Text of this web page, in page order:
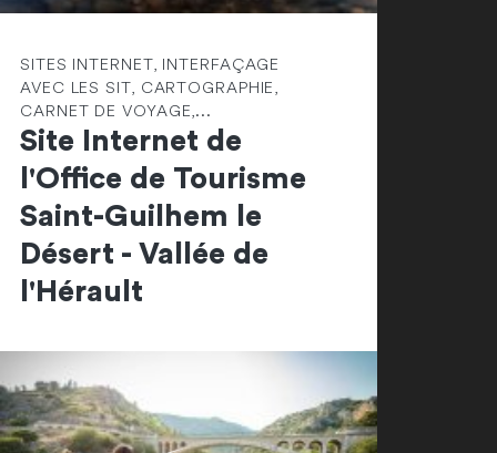
SITES INTERNET, INTERFAÇAGE
AVEC LES SIT, CARTOGRAPHIE,
CARNET DE VOYAGE,...
Site Internet de
l'Office de Tourisme
Saint-Guilhem le
Désert - Vallée de
l'Hérault